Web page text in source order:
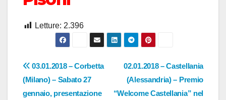
Letture: 2.396
Navigazione
articoli
02.01.2018 – Castellania
(Alessandria) – Premio
“Welcome Castellania” nel
03.01.2018 – Corbetta
(Milano) – Sabato 27
gennaio, presentazione